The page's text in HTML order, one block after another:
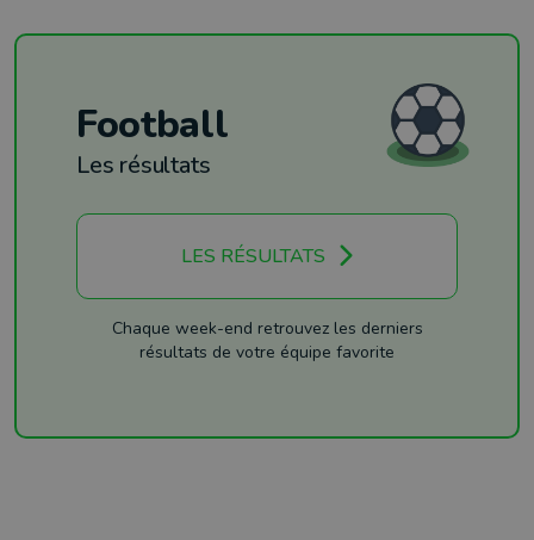
Football
Les résultats
LES RÉSULTATS
Chaque week-end retrouvez les derniers
résultats de votre équipe favorite